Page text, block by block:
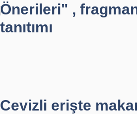
Önerileri" ,
tanıtımı
Cevizli erişte